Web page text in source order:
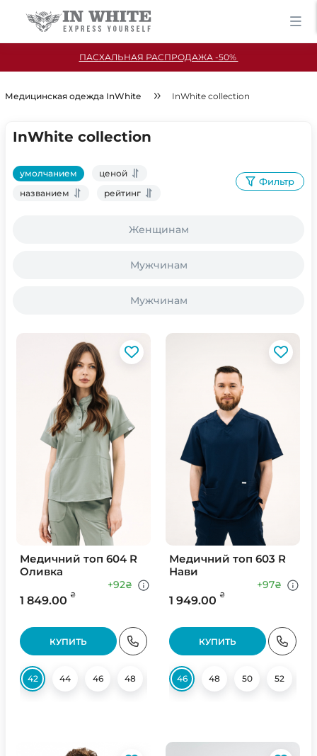
ПАСХАЛЬНАЯ РАСПРОДАЖА -50%
Медицинская одежда InWhite InWhite collection
InWhite collection
умолчанием
ценой
названием
рейтинг
Фильтр
Женщинам
Мужчинам
Мужчинам
Медичний топ 604 R
Оливка
1 849.00 ₴
+92₴
КУПИТЬ
42 44 46 48 52
Медичний топ 603 R
Нави
1 949.00 ₴
+97₴
КУПИТЬ
46 48 50 52